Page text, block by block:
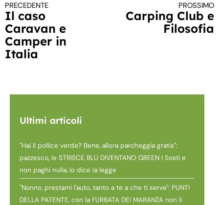
Continua a leggere
PRECEDENTE
Il caso
Caravan e
Camper in
Italia
PROSSIMO
Carping Club e
Filosofia
Ultimi articoli
"Hai il pollice verde? Bene, allora parcheggia gratis":
pazzesco, le STRISCE BLU DIVENTANO GREEN I Sosti e
non paghi nulla, lo dice la legge
"Nonno, prestami l'auto, tanto a te a che ti serve": PUNTI
DELLA PATENTE, con la FURBATA DEI MARANZA non li